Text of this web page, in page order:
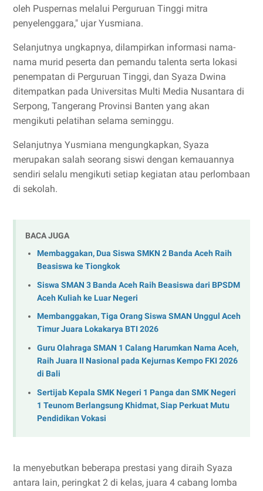
oleh Puspernas melalui Perguruan Tinggi mitra
penyelenggara," ujar Yusmiana.
Selanjutnya ungkapnya, dilampirkan informasi nama-
nama murid peserta dan pemandu talenta serta lokasi
penempatan di Perguruan Tinggi, dan Syaza Dwina
ditempatkan pada Universitas Multi Media Nusantara di
Serpong, Tangerang Provinsi Banten yang akan
mengikuti pelatihan selama seminggu.
Selanjutnya Yusmiana mengungkapkan, Syaza
merupakan salah seorang siswi dengan kemauannya
sendiri selalu mengikuti setiap kegiatan atau perlombaan
di sekolah.
BACA JUGA
Membaggakan, Dua Siswa SMKN 2 Banda Aceh Raih
Beasiswa ke Tiongkok
Siswa SMAN 3 Banda Aceh Raih Beasiswa dari BPSDM
Aceh Kuliah ke Luar Negeri
Membanggakan, Tiga Orang Siswa SMAN Unggul Aceh
Timur Juara Lokakarya BTI 2026
Guru Olahraga SMAN 1 Calang Harumkan Nama Aceh,
Raih Juara II Nasional pada Kejurnas Kempo FKI 2026
di Bali
Sertijab Kepala SMK Negeri 1 Panga dan SMK Negeri
1 Teunom Berlangsung Khidmat, Siap Perkuat Mutu
Pendidikan Vokasi
Ia menyebutkan beberapa prestasi yang diraih Syaza
antara lain, peringkat 2 di kelas, juara 4 cabang lomba